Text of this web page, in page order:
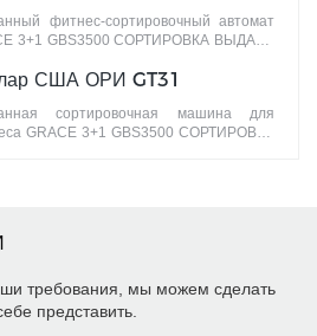
фитнес-сортировочный автомат
3+1 GBS3500 СОРТИРОВКА ВЫДАЧИ
США ОРИ GT31
сортировочная машина для
GRACE 3+1 GBS3500 СОРТИРОВКА
требования, мы можем сделать
представить.